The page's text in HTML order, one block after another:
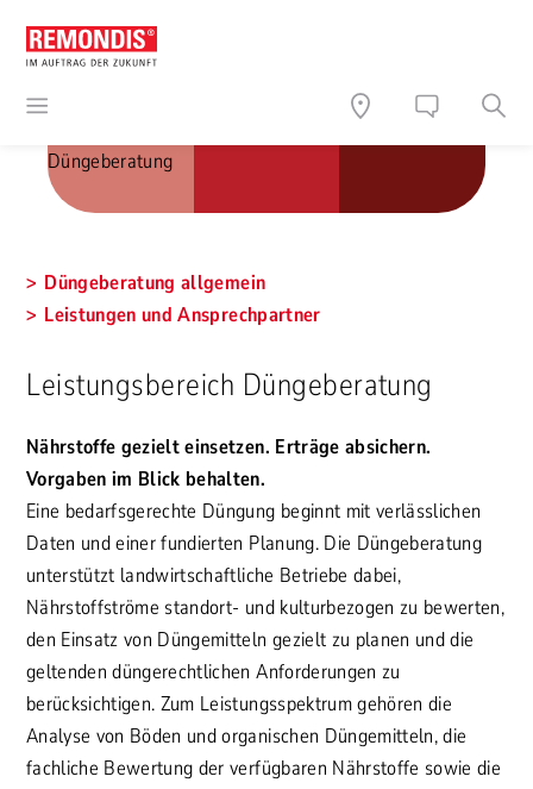
Düngeberatung
Düngeberatung allgemein
Leistungen und Ansprechpartner
Leistungsbereich Düngeberatung
Nährstoffe gezielt einsetzen. Erträge absichern.
Vorgaben im Blick behalten.
Eine bedarfsgerechte Düngung beginnt mit verlässlichen
Daten und einer fundierten Planung. Die Düngeberatung
unterstützt landwirtschaftliche Betriebe dabei,
Nährstoffströme standort- und kulturbezogen zu bewerten,
den Einsatz von Düngemitteln gezielt zu planen und die
geltenden düngerechtlichen Anforderungen zu
berücksichtigen. Zum Leistungsspektrum gehören die
Analyse von Böden und organischen Düngemitteln, die
fachliche Bewertung der verfügbaren Nährstoffe sowie die